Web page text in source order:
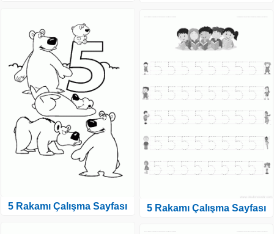
5 Rakamı Çalışma Sayfası 5 Rakamı Çalışma Sayfası